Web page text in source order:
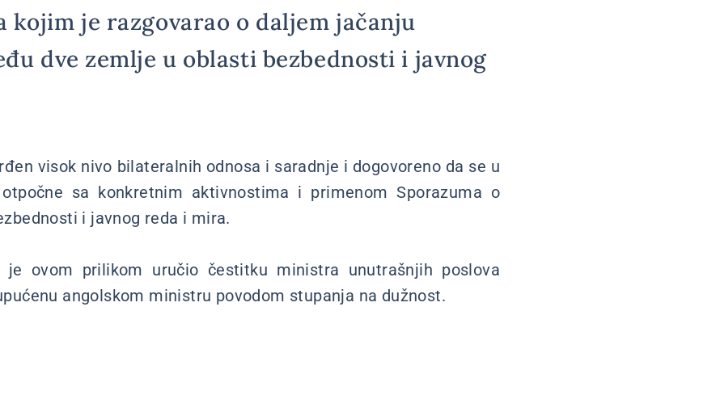
kojim je razgovarao o daljem jačanju
dve zemlje u oblasti bezbednosti i javnog
visok nivo bilateralnih odnosa i saradnje i dogovoreno da se u
sa konkretnim aktivnostima i primenom Sporazuma o
i javnog reda i mira.
je ovom prilikom uručio čestitku ministra unutrašnjih poslova
angolskom ministru povodom stupanja na dužnost.